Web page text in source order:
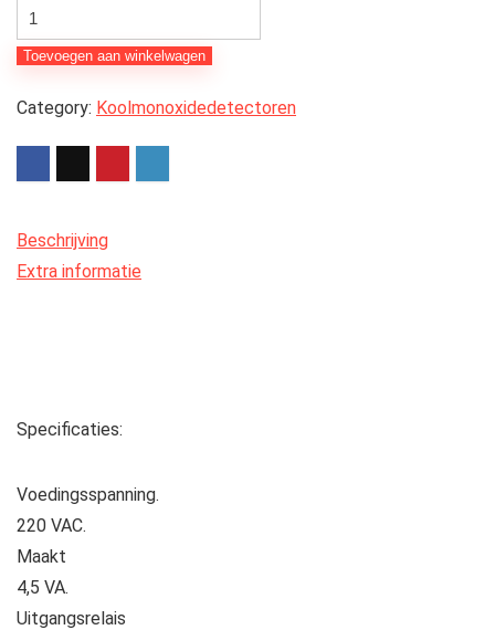
GOTOTOP
voertuigslijpdetector,
éénkanaals-
de
parkeerplaats
Toevoegen aan winkelwagen
Category: Koolmonoxidedetectoren
Beschrijving
Extra informatie
Specificaties:
Voedingsspanning.
220 VAC.
Maakt
4,5 VA.
Uitgangsrelais